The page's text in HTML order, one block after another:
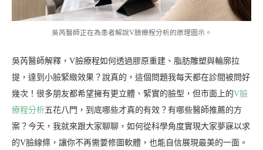
吳芮醫師正在為患者解說V臉療程分析的原理圖示。
吳芮醫師解釋，V臉療程如何透過膠原重建、脂肪雕塑與輪廓拉
提，達到小臉緊緻效果？說真的，這個問題我每天都在診間被問好
幾次！很多朋友都希望擁有更立體、緊實的臉型，但市面上的V臉
療程分析五花八門，到底哪些才真的有效？有哪些醫師推薦的方
案？今天，我就來跟大家聊聊，如何從科學角度實現大家夢寐以求
的V臉線條，讓你不再需要修圖軟體，也能自信展現最美的一面。